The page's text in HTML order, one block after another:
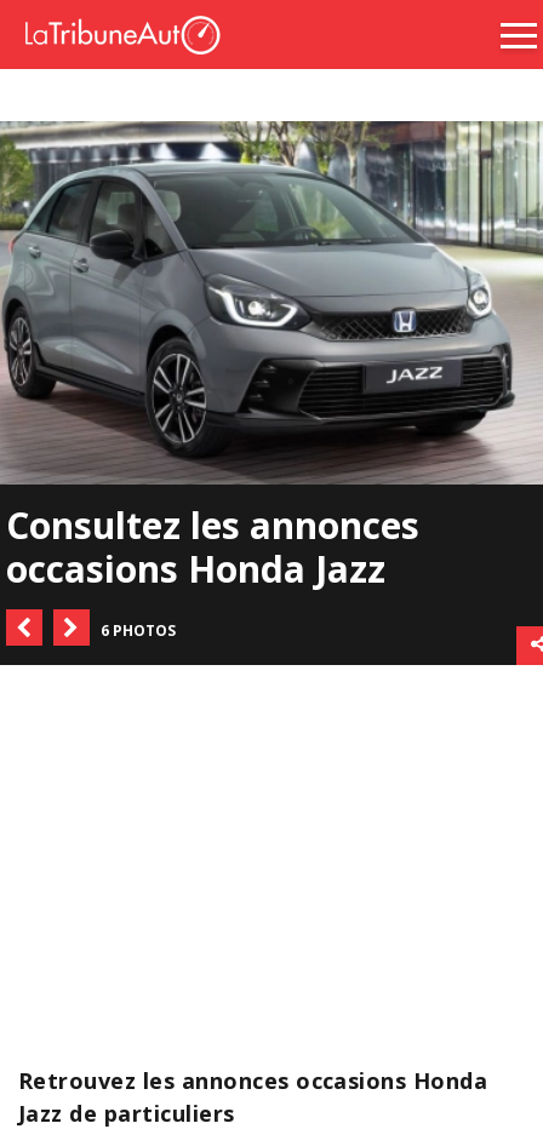
Consultez les annonces
occasions Honda Jazz
6 PHOTOS
Retrouvez les annonces occasions Honda
Jazz de particuliers